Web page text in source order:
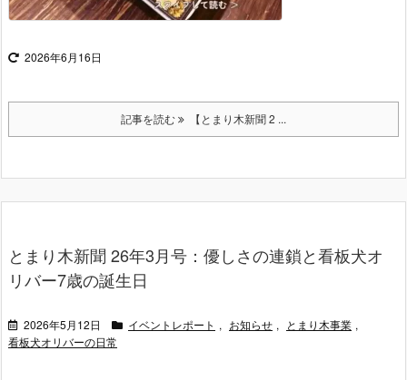
2026年6月16日
記事を読む 【とまり木新聞 2 ...
とまり木新聞 26年3月号：優しさの連鎖と看板犬オ
リバー7歳の誕生日
2026年5月12日 イベントレポート , お知らせ , とまり木事業 ,
看板犬オリバーの日常